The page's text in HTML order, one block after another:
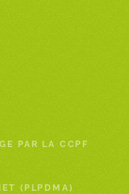
PAR LA CCPF
(PLPDMA)